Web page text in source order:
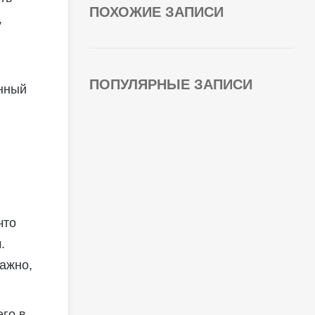
ПОХОЖИЕ ЗАПИСИ
ПОПУЛЯРНЫЕ ЗАПИСИ